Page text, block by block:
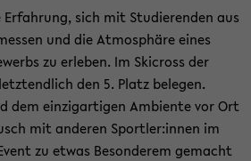
sich mit Stu­die­ren­den aus
und die At­mo­sphä­re eines
zu er­le­ben. Im Ski­cross der
den 5. Platz be­le­gen.
dem ein­zig­ar­ti­gen Am­bi­en­te vor Ort
mit an­de­ren Sport­ler:innen im
zu etwas Be­son­de­rem ge­macht